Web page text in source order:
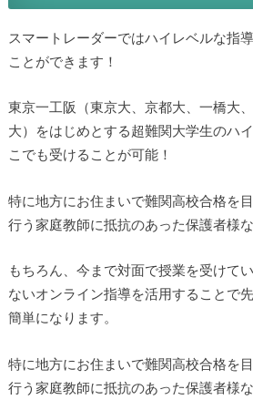
スマートレーダーではハイレベルな指
ことができます！
東京一工阪（東京大、京都大、一橋大
大）をはじめとする超難関大学生のハ
こでも受けることが可能！
特に地方にお住まいで難関高校合格を
行う家庭教師に抵抗のあった保護者様
もちろん、今まで対面で授業を受けて
ないオンライン指導を活用することで
簡単になります。
特に地方にお住まいで難関高校合格を
行う家庭教師に抵抗のあった保護者様